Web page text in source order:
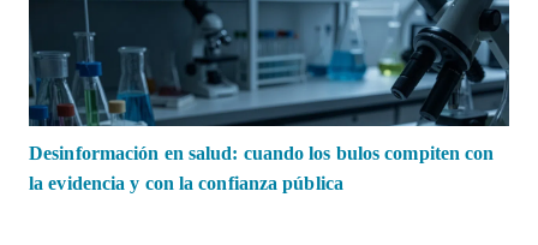
Desinformación en salud: cuando los bulos compiten con
la evidencia y con la confianza pública